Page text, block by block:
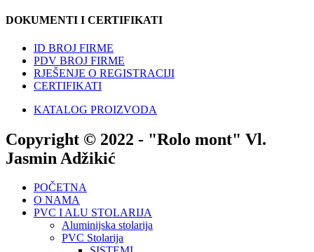
DOKUMENTI I CERTIFIKATI
ID BROJ FIRME
PDV BROJ FIRME
RJEŠENJE O REGISTRACIJI
CERTIFIKATI
KATALOG PROIZVODA
Copyright © 2022 - "Rolo mont" Vl.
Jasmin Adžikić
POČETNA
O NAMA
PVC I ALU STOLARIJA
Aluminijska stolarija
PVC Stolarija